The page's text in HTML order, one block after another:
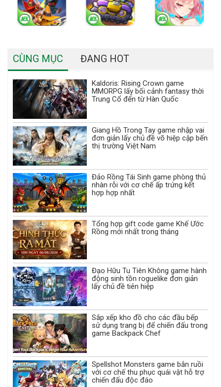
CÙNG MỤC ĐANG HOT
Kaldoris: Rising Crown game
MMORPG lấy bối cảnh fantasy thời
Trung Cổ đến từ Hàn Quốc
Giang Hồ Trong Tay game nhập vai
đơn giản lấy chủ đề võ hiệp cập bến
thị trường Việt Nam
Đảo Rồng Tái Sinh game phòng thủ
nhàn rỗi với cơ chế ấp trứng kết
hợp hợp nhất
Tổng hợp gift code game Khế Ước
Rồng mới nhất trong tháng
Đạo Hữu Tu Tiên Không game hành
động sinh tồn roguelike đơn giản
lấy chủ đề tiên hiệp
Sắp xếp kho đồ cho các đầu bếp
sử dụng trang bị để chiến đấu trong
game Backpack Chef
Spellshot Monsters game bắn ruồi
với cơ chế thu phục quái vật hỗ trợ
chiến đấu độc đáo